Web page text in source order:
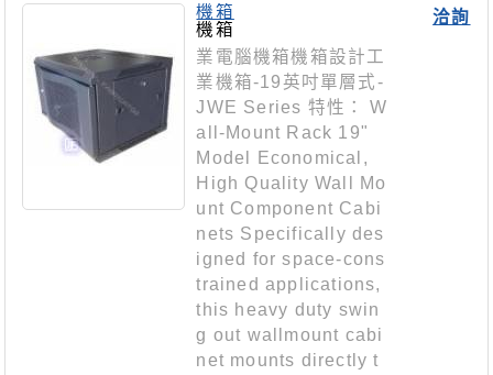
洽詢
機箱
機箱
業電腦機箱機箱設計工
業機箱-19英吋單層式-
JWE Series 特性： W
all-Mount Rack 19"
Model Economical,
High Quality Wall Mo
unt Component Cabi
nets Specifically des
igned for space-cons
trained applications,
this heavy duty swin
g out wallmount cabi
net mounts directly t